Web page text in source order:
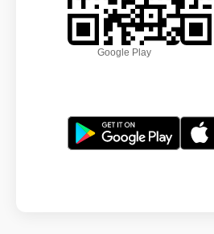
Google Play